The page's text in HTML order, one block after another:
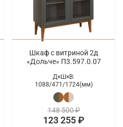
Шкаф с витриной 2д
«Дольче» П3.597.0.07
Д×Ш×В:
1088/471/1724(мм)
148 500 ₽
123 255 ₽